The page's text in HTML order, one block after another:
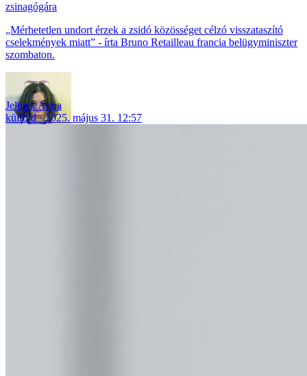
zsinagógára
„Mérhetetlen undort érzek a zsidó közösséget célzó visszataszító
cselekmények miatt” - írta Bruno Retailleau francia belügyminiszter
szombaton.
Jelinek Anna
külföld
2025. május 31. 12:57